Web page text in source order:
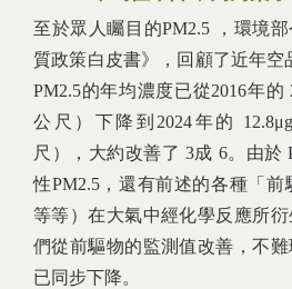
至於眾人矚目的PM2.5 ，環境
質政策白皮書》，回顧了近年空
PM2.5的年均濃度已從2016年的
公尺）下降到2024年的
尺），大約改善了 3成 6。由於
性PM2.5，還有前述的各種「前
等等）在大氣中經化學反應所
們從前驅物的監測值改善，不
已同步下降。